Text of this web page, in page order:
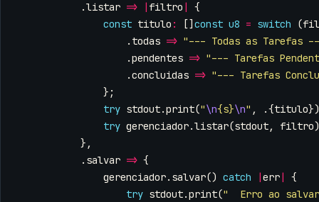
.listar => | filtro |
{
const titulo : [] const u8 = switch (
. todas => "--- Todas as Tarefas
.pendentes => "--- Tarefas
.concluidas => "--- Tarefas
};
try stdout.print("\n{s}\n" , .{titulo
try gerenciador.listar(stdout, filtro
},
. salvar => {
gerenciador. salvar() catch |err|
{
try stdout.print("  Erro ao